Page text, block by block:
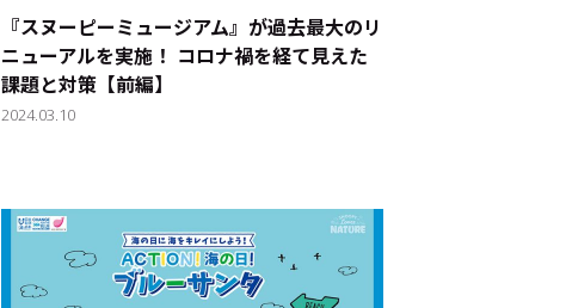
『スヌーピーミュージアム』が過去最大のリ
ニューアルを実施！ コロナ禍を経て見えた
課題と対策【前編】
2024.03.10